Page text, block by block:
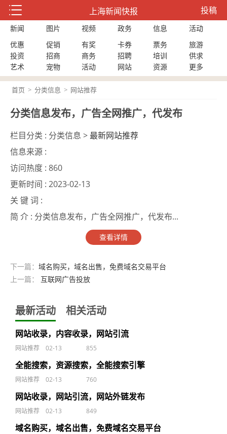
上海新闻快报 投稿
新闻 图片 视频 政务 信息
活动
优惠
促销 有奖 卡券 票务
旅游
投资
招商 商务 招聘 培训
供求
艺术
宠物 活动 网站 资源 更多
首页 > 分类信息 > 网站推荐
分类信息发布，广告全网推广，代发布
栏目分类 : 分类信息 >最新网站推荐
信息来源 :
访问热度 : 860
更新时间 : 2023-02-13
关 键 词 :
简 介 : 分类信息发布，广告全网推广，代发布...
查看详情
下一篇： 域名购买，域名出售，免费域名交易平台
上一篇：
互联网广告投放
最新活动 相关活动
网站收录，内容收录，网站引流
网站推荐 02-13 855
全能搜索，资源搜索，全能搜索引擎
网站推荐 02-13 760
网站收录，网站引流，网站外链发布
网站推荐 02-13 849
域名购买，域名出售，免费域名交易平台